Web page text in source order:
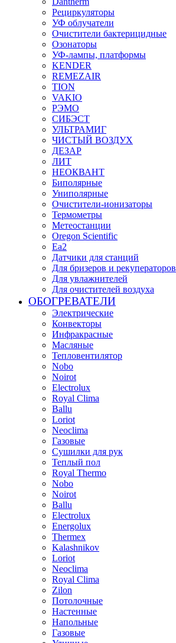
Рециркуляторы
УФ облучатели
Очистители бактерицидные
Озонаторы
УФ-лампы, платформы
KENDER
REMEZAIR
TION
VAKIO
РЭМО
СИБЭСТ
УЛЬТРАМИГ
ЧИСТЫЙ ВОЗДУХ
ДЕЗАР
ЛИТ
НЕОКВАНТ
Биполярные
Униполярные
Очистители-ионизаторы
Термометры
Метеостанции
Oregon Scientific
Ea2
Датчики для станций
Для бризеров и рекуператоров
Для увлажнителей
Для очистителей воздуха
ОБОГРЕВАТЕЛИ
Электрические
Конвекторы
Инфракрасные
Масляные
Тепловентилятор
Nobo
Noirot
Electrolux
Royal Clima
Ballu
Loriot
Neoclima
Газовые
Сушилки для рук
Теплый пол
Royal Thermo
Nobo
Noirot
Ballu
Electrolux
Energolux
Тhermex
Kalashnikov
Loriot
Neoclima
Royal Clima
Zilon
Потолочные
Настенные
Напольные
Газовые